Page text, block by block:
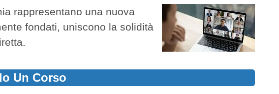
rappresentano una nuova
fondati, uniscono la solidità
Un Corso